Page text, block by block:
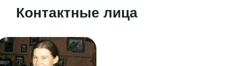
Контактные лица